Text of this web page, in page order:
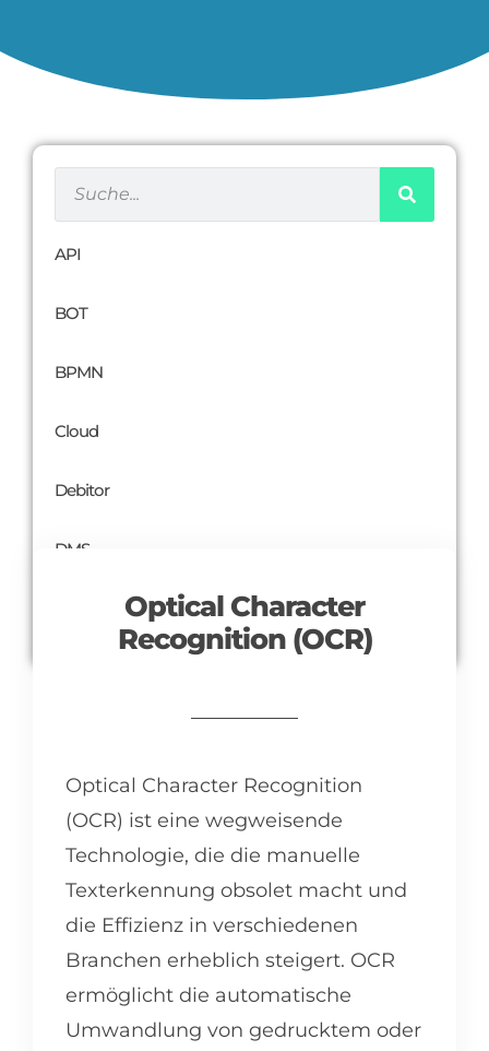
API
BOT
BPMN
Cloud
Debitor
DMS
mehr
Optical Character
Recognition (OCR)
Optical Character Recognition
(OCR) ist eine wegweisende
Technologie, die die manuelle
Texterkennung obsolet macht und
die Effizienz in verschiedenen
Branchen erheblich steigert. OCR
ermöglicht die automatische
Umwandlung von gedrucktem oder